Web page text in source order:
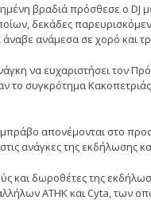
βραδιά πρόσθεσε ο
δεκάδες
ανάμεσα σε χορό και
να ευχαριστήσει τον
συγκρότημα Κακοπετριάς
απονέμονται στο
ανάγκες της εκδήλωσης
και δωροθέτες της
ΑΤΗΚ και Cyta, των